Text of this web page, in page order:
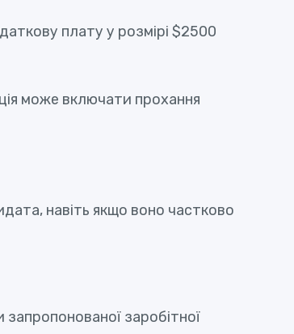
плату у розмірі $2500
може включати прохання
навіть якщо воно частково
заробітної